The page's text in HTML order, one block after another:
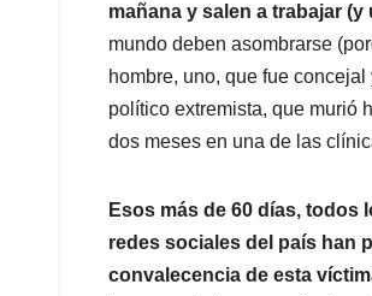
mañana y salen a trabajar
mundo deben asombrarse
hombre, uno, que fue
político extremista, que murió
dos meses en una de las
Esos más de 60 días,
redes sociales del país han
convalecencia de esta